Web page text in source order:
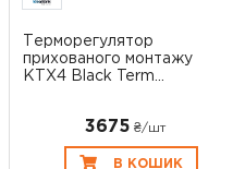
Терморегулятор
прихованого монтажу
KTX4 Black Term...
3675 ₴/шт
В КОШИК